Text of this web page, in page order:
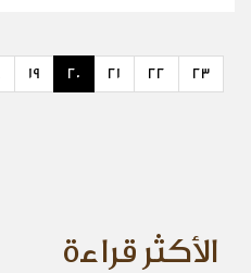
19 20 21 22 23
الأكثر قراءة